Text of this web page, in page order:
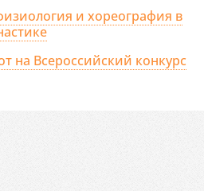
и хореография в
на Всероссийский конкурс